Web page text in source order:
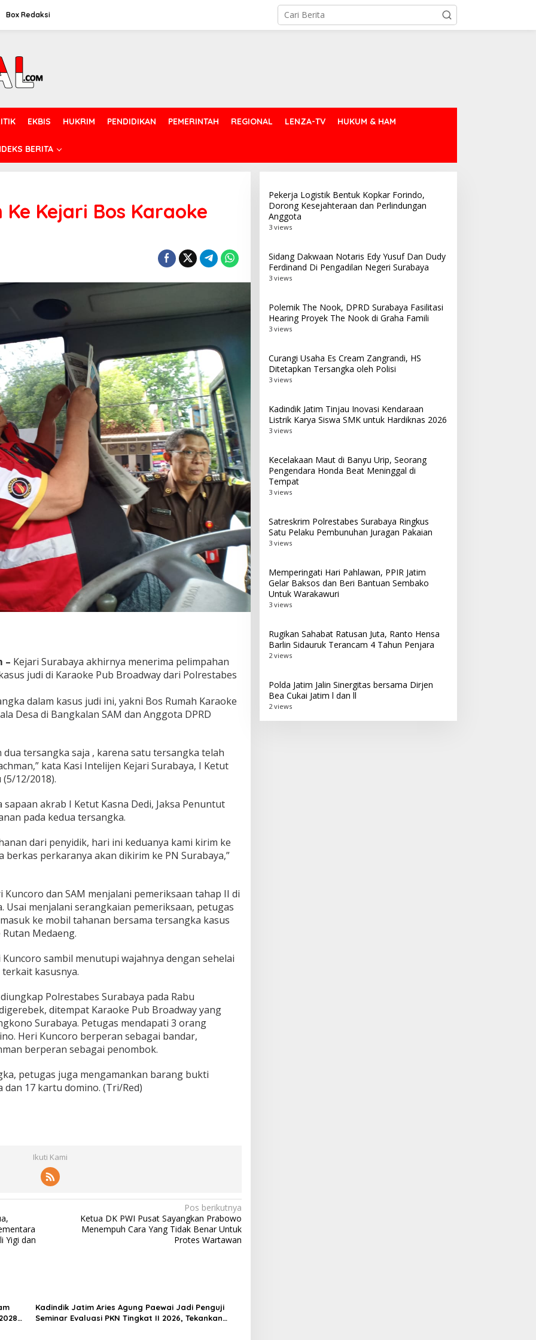
Box Redaksi
EKBIS HUKRIM PENDIDIKAN PEMERINTAH REGIONAL LENZA-TV HUKUM & HAM
BERITA
Kejari Bos Karaoke
– Kejari Surabaya akhirnya menerima pelimpahan
judi di Karaoke Pub Broadway dari Polrestabes
dalam kasus judi ini, yakni Bos Rumah Karaoke
Desa di Bangkalan SAM dan Anggota DPRD
dua tersangka saja , karena satu tersangka telah
kata Kasi Intelijen Kejari Surabaya, I Ketut
(5/12/2018).
akrab I Ketut Kasna Dedi, Jaksa Penuntut
pada kedua tersangka.
dari penyidik, hari ini keduanya kami kirim ke
berkas perkaranya akan dikirim ke PN Surabaya,”
dan SAM menjalani pemeriksaan tahap II di
Usai menjalani serangkaian pemeriksaan, petugas
ke mobil tahanan bersama tersangka kasus
Medaeng.
sambil menutupi wajahnya dengan sehelai
kasusnya.
Polrestabes Surabaya pada Rabu
ditempat Karaoke Pub Broadway yang
Surabaya. Petugas mendapati 3 orang
Heri Kuncoro berperan sebagai bandar,
berperan sebagai penombok.
petugas juga mengamankan barang bukti
17 kartu domino. (Tri/Red)
Ikuti Kami
Yigi dan
Pos berikutnya
Ketua DK PWI Pusat Sayangkan Prabowo
Menempuh Cara Yang Tidak Benar Untuk
Protes Wartawan
Kadindik Jatim Aries Agung Paewai Jadi Penguji
Seminar Evaluasi PKN Tingkat II 2026, Tekankan
Pekerja Logistik Bentuk Kopkar Forindo,
Dorong Kesejahteraan dan Perlindungan
Anggota
3 views
Sidang Dakwaan Notaris Edy Yusuf Dan Dudy
Ferdinand Di Pengadilan Negeri Surabaya
3 views
Polemik The Nook, DPRD Surabaya Fasilitasi
Hearing Proyek The Nook di Graha Famili
3 views
Curangi Usaha Es Cream Zangrandi, HS
Ditetapkan Tersangka oleh Polisi
3 views
Kadindik Jatim Tinjau Inovasi Kendaraan
Listrik Karya Siswa SMK untuk Hardiknas 2026
3 views
Kecelakaan Maut di Banyu Urip, Seorang
Pengendara Honda Beat Meninggal di
Tempat
3 views
Satreskrim Polrestabes Surabaya Ringkus
Satu Pelaku Pembunuhan Juragan Pakaian
3 views
Memperingati Hari Pahlawan, PPIR Jatim
Gelar Baksos dan Beri Bantuan Sembako
Untuk Warakawuri
3 views
Rugikan Sahabat Ratusan Juta, Ranto Hensa
Barlin Sidauruk Terancam 4 Tahun Penjara
2 views
Polda Jatim Jalin Sinergitas bersama Dirjen
Bea Cukai Jatim l dan ll
2 views